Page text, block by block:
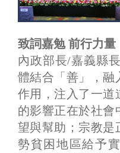
致詞嘉勉 前行力量
內政部長/嘉義縣
體結合「善」，融
作用，注入了一道
的影響正在於社會
望與幫助；宗教是
勢貧困地區給予